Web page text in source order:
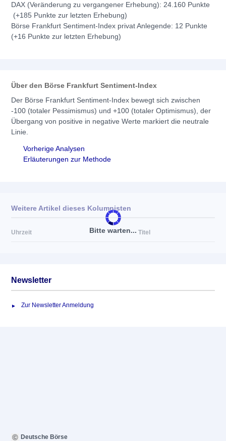
DAX (Veränderung zu vergangener Erhebung): 24.160 Punkte
(+185 Punkte zur letzten Erhebung)
Börse Frankfurt Sentiment-Index privat Anlegende: 12 Punkte
(+16 Punkte zur letzten Erhebung)
Über den Börse Frankfurt Sentiment-Index
Der Börse Frankfurt Sentiment-Index bewegt sich zwischen
-100 (totaler Pessimismus) und +100 (totaler Optimismus), der
Übergang von positive in negative Werte markiert die neutrale
Linie.
Vorherige Analysen
Erläuterungen zur Methode
Bitte warten...
Weitere Artikel dieses Kolumnisten
Uhrzeit Titel
Newsletter
Zur Newsletter Anmeldung
Deutsche Börse